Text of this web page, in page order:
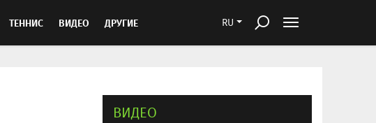
RU
ТЕННИС ВИДЕО ДРУГИЕ
ВИДЕО